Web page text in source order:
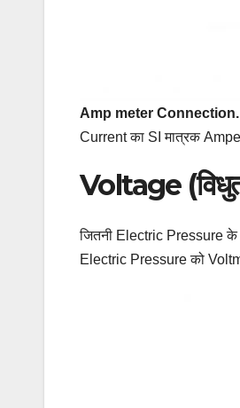
Amp meter Connection.
Current का SI मात्रक
Voltage (विधुत
जितनी Electric Pressure के
Electric Pressure को